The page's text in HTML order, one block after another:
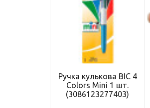
Ручка кулькова BIC 4
Colors Mini 1 шт.
(3086123277403)